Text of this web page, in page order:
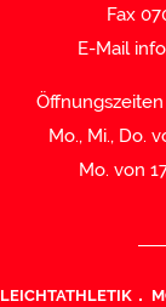
Fax
E-Mail
Mo., Mi., Do.
Mo. von
LEICHTATHLETIK